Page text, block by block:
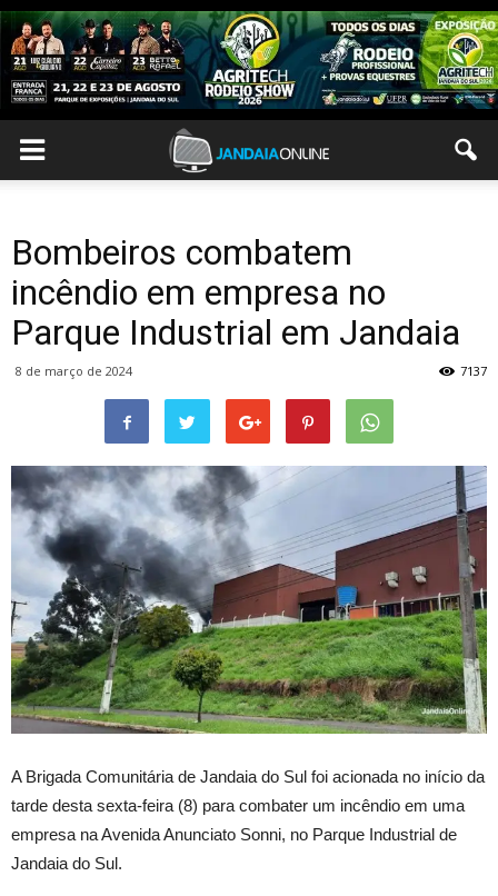
Bombeiros combatem
incêndio em empresa no
Parque Industrial em Jandaia
8 de março de 2024 7137
A Brigada Comunitária de Jandaia do Sul foi acionada no início da
tarde desta sexta-feira (8) para combater um incêndio em uma
empresa na Avenida Anunciato Sonni, no Parque Industrial de
Jandaia do Sul.